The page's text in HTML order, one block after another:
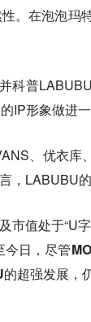
。在泡泡玛
科普
IP形象做进一
、优衣库
LABUBU
值处于“U
今日，尽管
超强发展，